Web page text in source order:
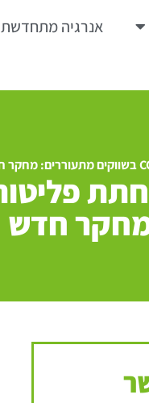
אנרגיה מתחדשת
מחקר חדש